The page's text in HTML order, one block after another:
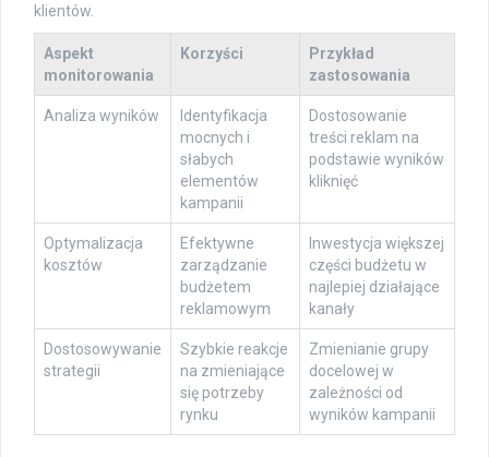
klientów.
Aspekt
monitorowania
Korzyści
Przykład
zastosowania
Analiza wyników
Identyfikacja
mocnych i
słabych
elementów
kampanii
Dostosowanie
treści reklam na
podstawie wyników
kliknięć
Optymalizacja
kosztów
Efektywne
zarządzanie
budżetem
reklamowym
Inwestycja większej
części budżetu w
najlepiej działające
kanały
Dostosowywanie
strategii
Szybkie reakcje
na zmieniające
się potrzeby
rynku
Zmienianie grupy
docelowej w
zależności od
wyników kampanii